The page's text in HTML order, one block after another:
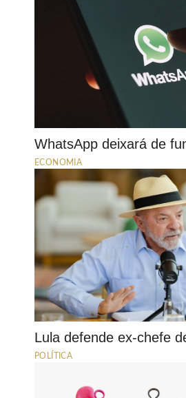
WhatsApp deixará de
ECONOMIA
Lula defende ex-chefe
POLÍTICA